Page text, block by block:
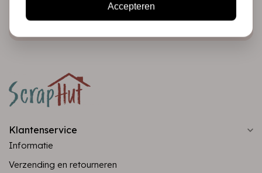
Klantenservice
Informatie
Verzending en retourneren
Accepteren